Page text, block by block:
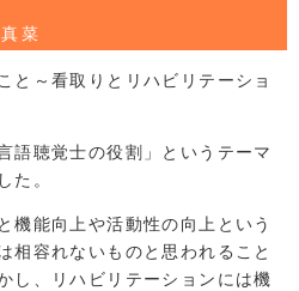
菜
と～看取りとリハビリテーショ
語聴覚士の役割」というテーマ
た。
機能向上や活動性の向上という
相容れないものと思われること
し、リハビリテーションには機